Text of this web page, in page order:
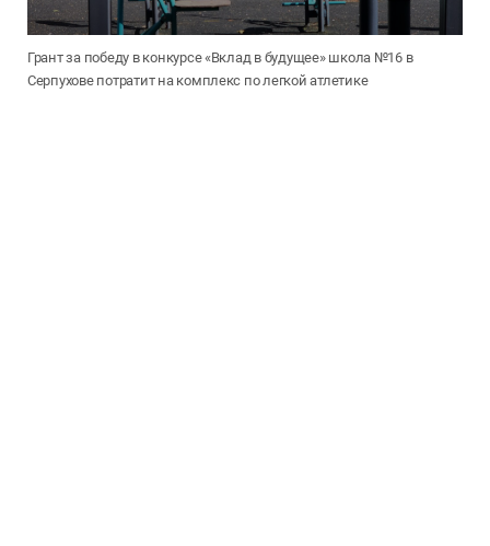
Грант за победу в конкурсе «Вклад в будущее» школа №16 в
Серпухове потратит на комплекс по легкой атлетике